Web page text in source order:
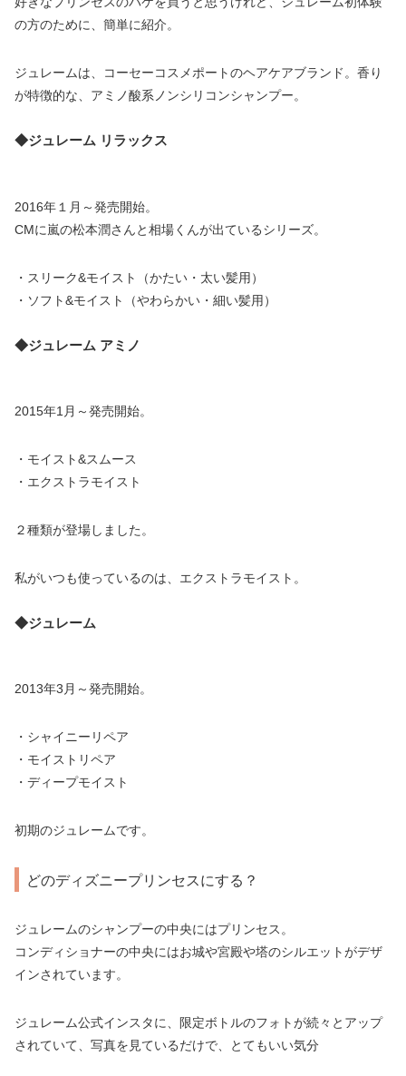
の方のために、簡単に紹介。
ジュレームは、コーセーコスメポートのヘアケアブランド。香り
が特徴的な、アミノ酸系ノンシリコンシャンプー。
◆ジュレーム リラックス
2016年１月～発売開始。
CMに嵐の松本潤さんと相場くんが出ているシリーズ。
・スリーク&モイスト（かたい・太い髪用）
・ソフト&モイスト（やわらかい・細い髪用）
◆ジュレーム アミノ
2015年1月～発売開始。
・モイスト&スムース
・エクストラモイスト
２種類が登場しました。
私がいつも使っているのは、エクストラモイスト。
◆ジュレーム
2013年3月～発売開始。
・シャイニーリペア
・モイストリペア
・ディープモイスト
初期のジュレームです。
どのディズニープリンセスにする？
ジュレームのシャンプーの中央にはプリンセス。
コンディショナーの中央にはお城や宮殿や塔のシルエットがデザ
インされています。
ジュレーム公式インスタに、限定ボトルのフォトが続々とアップ
されていて、写真を見ているだけで、とてもいい気分